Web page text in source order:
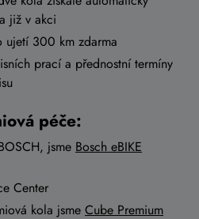
již v akci
300 km zdarma
prací a přednostní termíny
péče:
jsme Bosch eBIKE
Center
kola jsme Cube Premium